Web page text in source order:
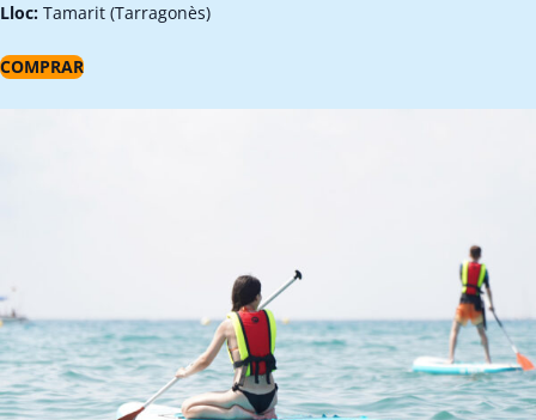
Lloc: Tamarit (Tarragonès)
COMPRAR